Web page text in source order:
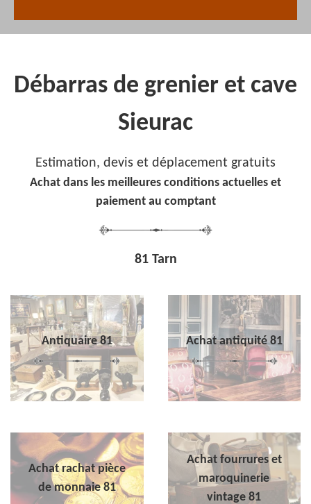
Débarras de grenier et cave
Sieurac
Estimation, devis et déplacement gratuits
Achat dans les meilleures conditions actuelles et
paiement au comptant
81 Tarn
Antiquaire 81 Achat antiquité 81
Achat rachat pièce
de monnaie 81
Achat fourrures et
maroquinerie
vintage 81